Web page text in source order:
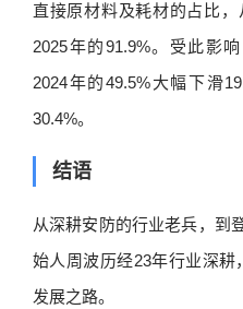
直接原材料及耗材的占比，
2025年的91.9%。受此影
2024年的49.5%大幅下滑
30.4%。
结语
从深耕安防的行业老兵，到
始人周波历经23年行业深
发展之路。